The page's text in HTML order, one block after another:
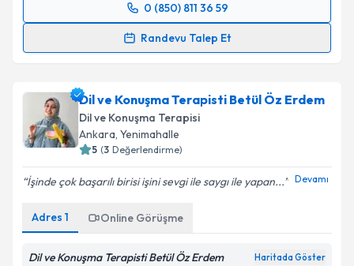
0 (850) 811 36 59
Randevu Talep Et
Randevu Takvimi Talebi
için bir takvim hazırlandığında e-posta ile
bilgilendireceğiz.
E-posta Adresiniz
Kişisel verilerimin işlenmesine ilişkin
kapsamda işlenmesini kabul ediyorum.
Dil ve Konuşma Terapisti Betül Öz Erdem
Dil ve Konuşma Terapisi
Ankara, Yenimahalle
5 (3 Değerlendirme)
İşinde çok başarılı birisi işini sevgi ile saygı ile yapan... Devamı
Adres 1 Online Görüşme
Dil ve Konuşma Terapisti Betül Öz Erdem Haritada Göster